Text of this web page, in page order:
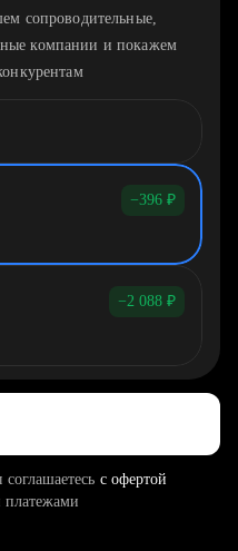
сопроводительные,
компании и покажем
−396 ₽
−2 088 ₽
с офертой
платежами